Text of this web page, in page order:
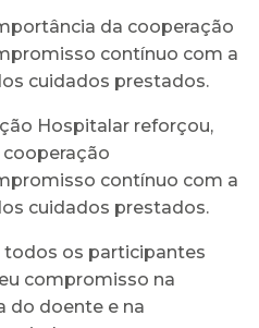
da cooperação
contínuo com a
cuidados prestados.
Hospitalar reforçou,
contínuo com a
cuidados prestados.
todos os participantes
compromisso na
do doente e na